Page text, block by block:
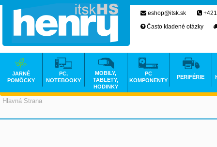
Hlavná Strana
eshop@itsk.sk
Často kladené otázky
JARNÉ
POMÔCKY
PC,
NOTEBOOKY
MOBILY,
TABLETY,
HODINKY
PC
KOMPONENTY
PERIFÉRIE